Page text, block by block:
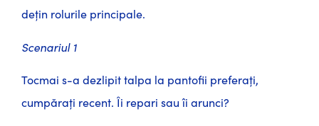
dețin rolurile principale.
Scenariul 1
Tocmai s-a dezlipit talpa la pantofii preferați,
cumpărați recent. Îi repari sau îi arunci?